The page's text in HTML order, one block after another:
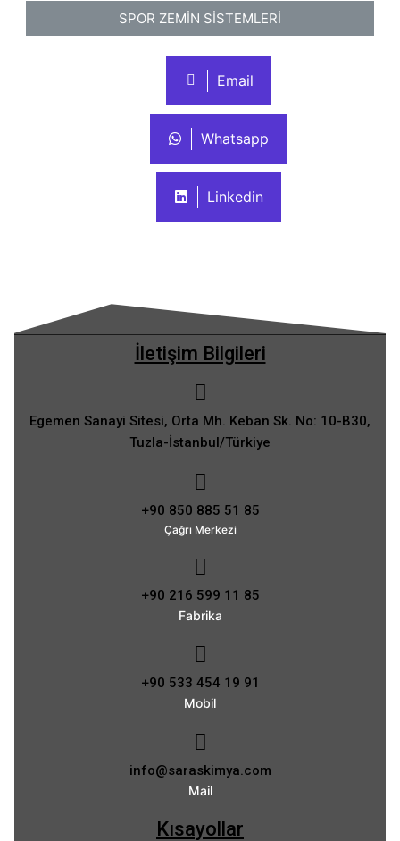
SPOR ZEMİN SİSTEMLERİ
Email
Whatsapp
Linkedin
İletişim Bilgileri
Egemen Sanayi Sitesi, Orta Mh. Keban Sk. No: 10-B30,
Tuzla-İstanbul/Türkiye
+90 850 885 51 85
Çağrı Merkezi
+90 216 599 11 85
Fabrika
+90 533 454 19 91
Mobil
info@saraskimya.com
Mail
Kısayollar